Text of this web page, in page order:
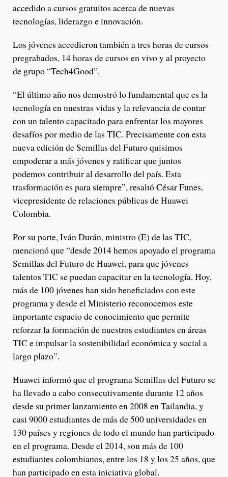
accedido a cursos gratuitos acerca de nuevas
tecnologías, liderazgo e innovación.
Los jóvenes accedieron también a tres horas de cursos
pregrabados, 14 horas de cursos en vivo y al proyecto
de grupo “Tech4Good”.
“El último año nos demostró lo fundamental que es la
tecnología en nuestras vidas y la relevancia de contar
con un talento capacitado para enfrentar los mayores
desafíos por medio de las TIC. Precisamente con esta
nueva edición de Semillas del Futuro quisimos
empoderar a más jóvenes y ratificar que juntos
podemos contribuir al desarrollo del país. Esta
trasformación es para siempre”, resaltó César Funes,
vicepresidente de relaciones públicas de Huawei
Colombia.
Por su parte, Iván Durán, ministro (E) de las TIC,
mencionó que “desde 2014 hemos apoyado el programa
Semillas del Futuro de Huawei, para que jóvenes
talentos TIC se puedan capacitar en la tecnología. Hoy,
más de 100 jóvenes han sido beneficiados con este
programa y desde el Ministerio reconocemos este
importante espacio de conocimiento que permite
reforzar la formación de nuestros estudiantes en áreas
TIC e impulsar la sostenibilidad económica y social a
largo plazo”.
Huawei informó que el programa Semillas del Futuro se
ha llevado a cabo consecutivamente durante 12 años
desde su primer lanzamiento en 2008 en Tailandia, y
casi 9000 estudiantes de más de 500 universidades en
130 países y regiones de todo el mundo han participado
en el programa. Desde el 2014, son más de 100
estudiantes colombianos, entre los 18 y los 25 años, que
han participado en esta iniciativa global.